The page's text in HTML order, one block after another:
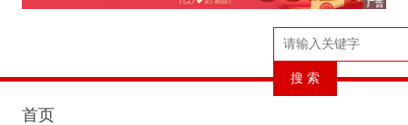
首页